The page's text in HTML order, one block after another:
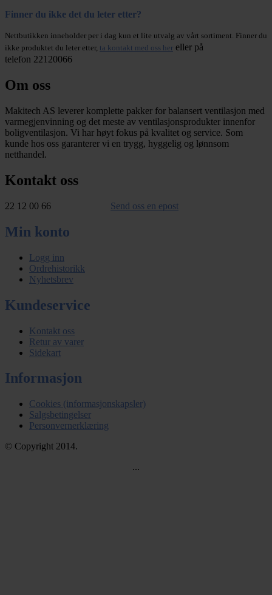
Finner du ikke det du leter etter?
Nettbutikken inneholder per i dag kun et lite utvalg av vårt sortiment. Finner du
ikke produktet du leter etter, ta kontakt med oss her eller på
telefon 22120066
Om oss
Makitech AS leverer komplette pakker for balansert ventilasjon med
varmegjenvinning og det meste av ventilasjonsprodukter innenfor
boligventilasjon. Vi har høyt fokus på kvalitet og service. Som
kunde hos oss garanterer vi en trygg, hyggelig og lønnsom
netthandel.
Kontakt oss
22 12 00 66 Send oss en epost
Min konto
Logg inn
Ordrehistorikk
Nyhetsbrev
Kundeservice
Kontakt oss
Retur av varer
Sidekart
Informasjon
Cookies (informasjonskapsler)
Salgsbetingelser
Personvernerklæring
© Copyright 2014.
...